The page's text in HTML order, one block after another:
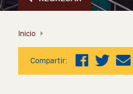
Inicio
Compartir: